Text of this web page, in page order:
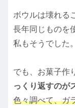
ボウルは壊れる
長年同じものを
私もそうでした。
でも、お菓子作
っくり返すのが
色々調べて、ガ